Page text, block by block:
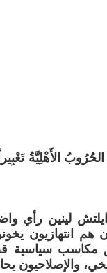
الأَهْلِيَّةُ
لينين رأي
هم
مكاسب سياسية